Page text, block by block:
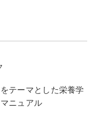
テーマとした栄養学
ニュアル